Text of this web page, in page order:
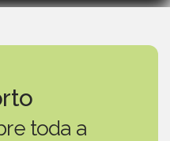
toda a